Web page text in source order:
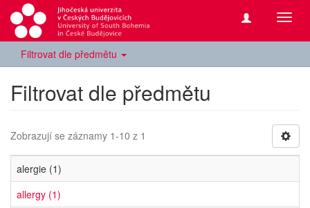
Filtrovat dle předmětu
Filtrovat dle předmětu
Zobrazují se záznamy 1-10 z 1
alergie (1)
allergy (1)